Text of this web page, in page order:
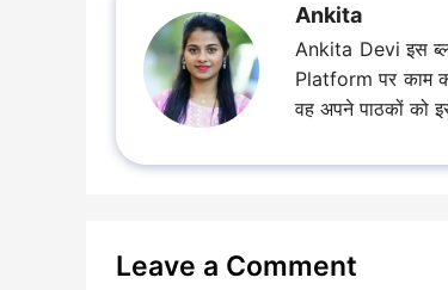
Ankita
Ankita Devi इस
Platform पर काम
वह अपने पाठकों को
Leave a Comment